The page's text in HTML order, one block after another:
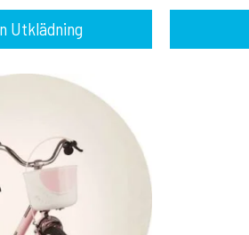
Utklädning